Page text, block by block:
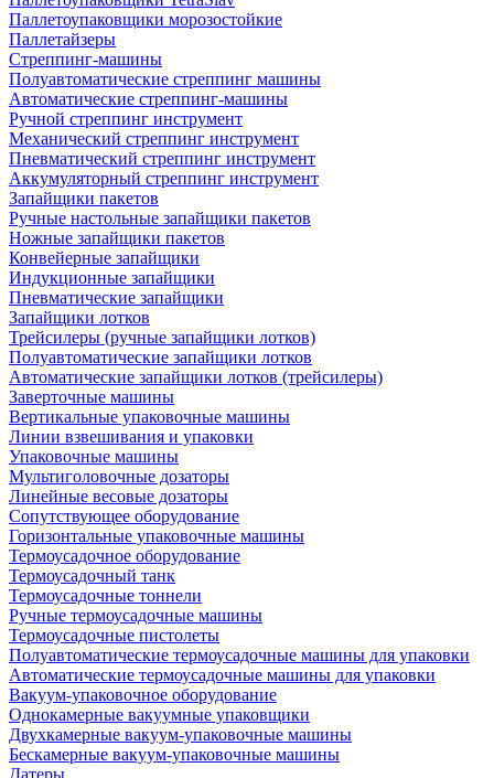
Паллетоупаковщики морозостойкие
Паллетайзеры
Стреппинг-машины
Полуавтоматические стреппинг машины
Автоматические стреппинг-машины
Ручной стреппинг инструмент
Механический стреппинг инструмент
Пневматический стреппинг инструмент
Аккумуляторный стреппинг инструмент
Запайщики пакетов
Ручные настольные запайщики пакетов
Ножные запайщики пакетов
Конвейерные запайщики
Индукционные запайщики
Пневматические запайщики
Запайщики лотков
Трейсилеры (ручные запайщики лотков)
Полуавтоматические запайщики лотков
Автоматические запайщики лотков (трейсилеры)
Заверточные машины
Вертикальные упаковочные машины
Линии взвешивания и упаковки
Упаковочные машины
Мультиголовочные дозаторы
Линейные весовые дозаторы
Сопутствующее оборудование
Горизонтальные упаковочные машины
Термоусадочное оборудование
Термоусадочный танк
Термоусадочные тоннели
Ручные термоусадочные машины
Термоусадочные пистолеты
Полуавтоматические термоусадочные машины для упаковки
Автоматические термоусадочные машины для упаковки
Вакуум-упаковочное оборудование
Однокамерные вакуумные упаковщики
Двухкамерные вакуум-упаковочные машины
Бескамерные вакуум-упаковочные машины
Датеры